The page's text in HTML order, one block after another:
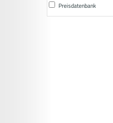
Preisdatenbank